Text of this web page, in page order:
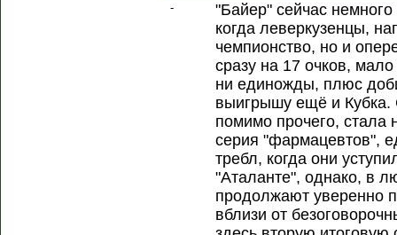
-
"Байер" сейчас
когда леверкузенцы,
чемпионство, но и
сразу на 17 очков,
ни единожды, плюс
выигрышу ещё и Кубка.
помимо прочего, стала
серия "фармацевтов",
требл, когда они
"Аталанте", однако, в
продолжают уверенно
вблизи от